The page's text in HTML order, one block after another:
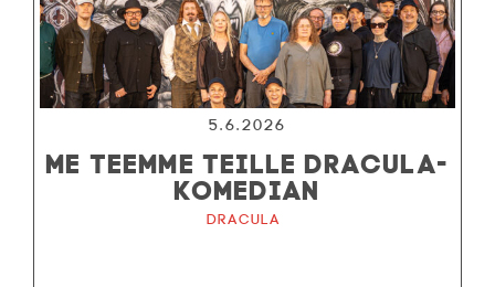
5.6.2026
ME TEEMME TEILLE DRACULA-
KOMEDIAN
Dracula